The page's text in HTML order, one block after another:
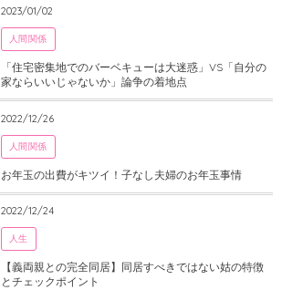
2023/01/02
人間関係
「住宅密集地でのバーベキューは大迷惑」VS「自分の
家ならいいじゃないか」論争の着地点
2022/12/26
人間関係
お年玉の出費がキツイ！子なし夫婦のお年玉事情
2022/12/24
人生
【義両親との完全同居】同居すべきではない姑の特徴
とチェックポイント